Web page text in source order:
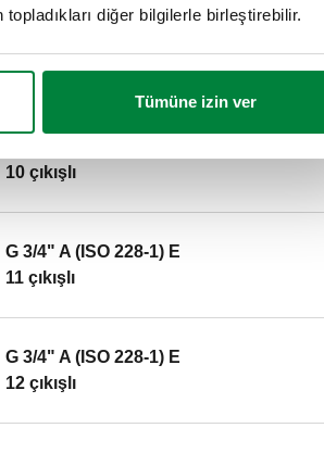
diğer bilgilerle birleştirebilir.
Tümüne izin ver
9 çıkışlı
10 çıkışlı
G 3/4" A (ISO 228-1) E
11 çıkışlı
G 3/4" A (ISO 228-1) E
12 çıkışlı